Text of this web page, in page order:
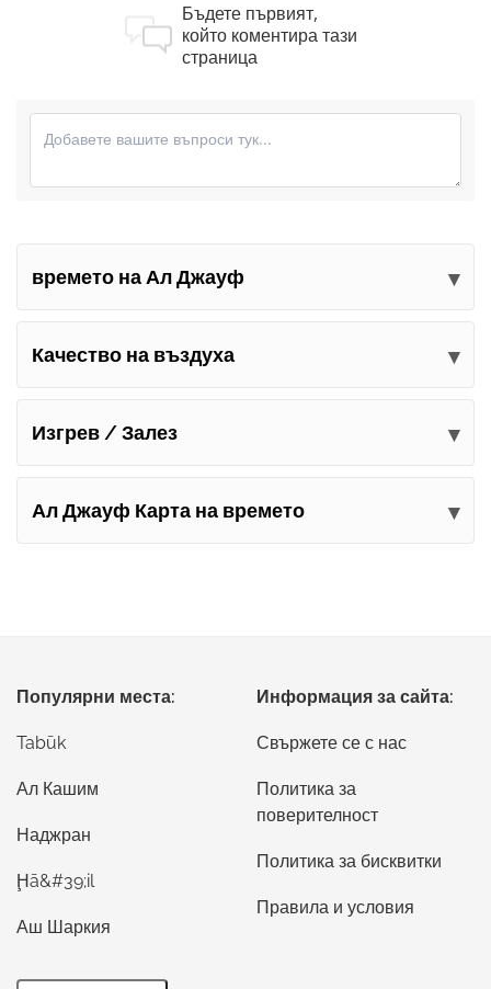
Бъдете първият,
който коментира тази
страница
времето на Ал Джауф
Качество на въздуха
Изгрев / Залез
Ал Джауф Карта на времето
Популярни места:
Tabūk
Ал Кашим
Наджран
Ḩā&#39;il
Аш Шаркия
Информация за сайта:
Свържете се с нас
Политика за
поверителност
Политика за бисквитки
Правила и условия